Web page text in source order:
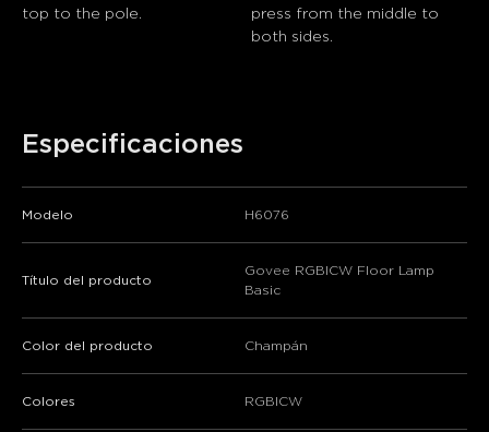
top to the pole.
press from the middle to
both sides.
Especificaciones
Modelo H6076
Título del producto
Govee RGBICW Floor Lamp
Basic
Color del producto Champán
Colores RGBICW